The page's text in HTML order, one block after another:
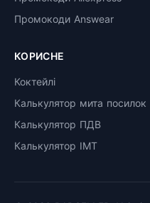
Промокоди Answear
КОРИСНЕ
Коктейлі
Калькулятор мита посилок
Калькулятор ПДВ
Калькулятор ІМТ